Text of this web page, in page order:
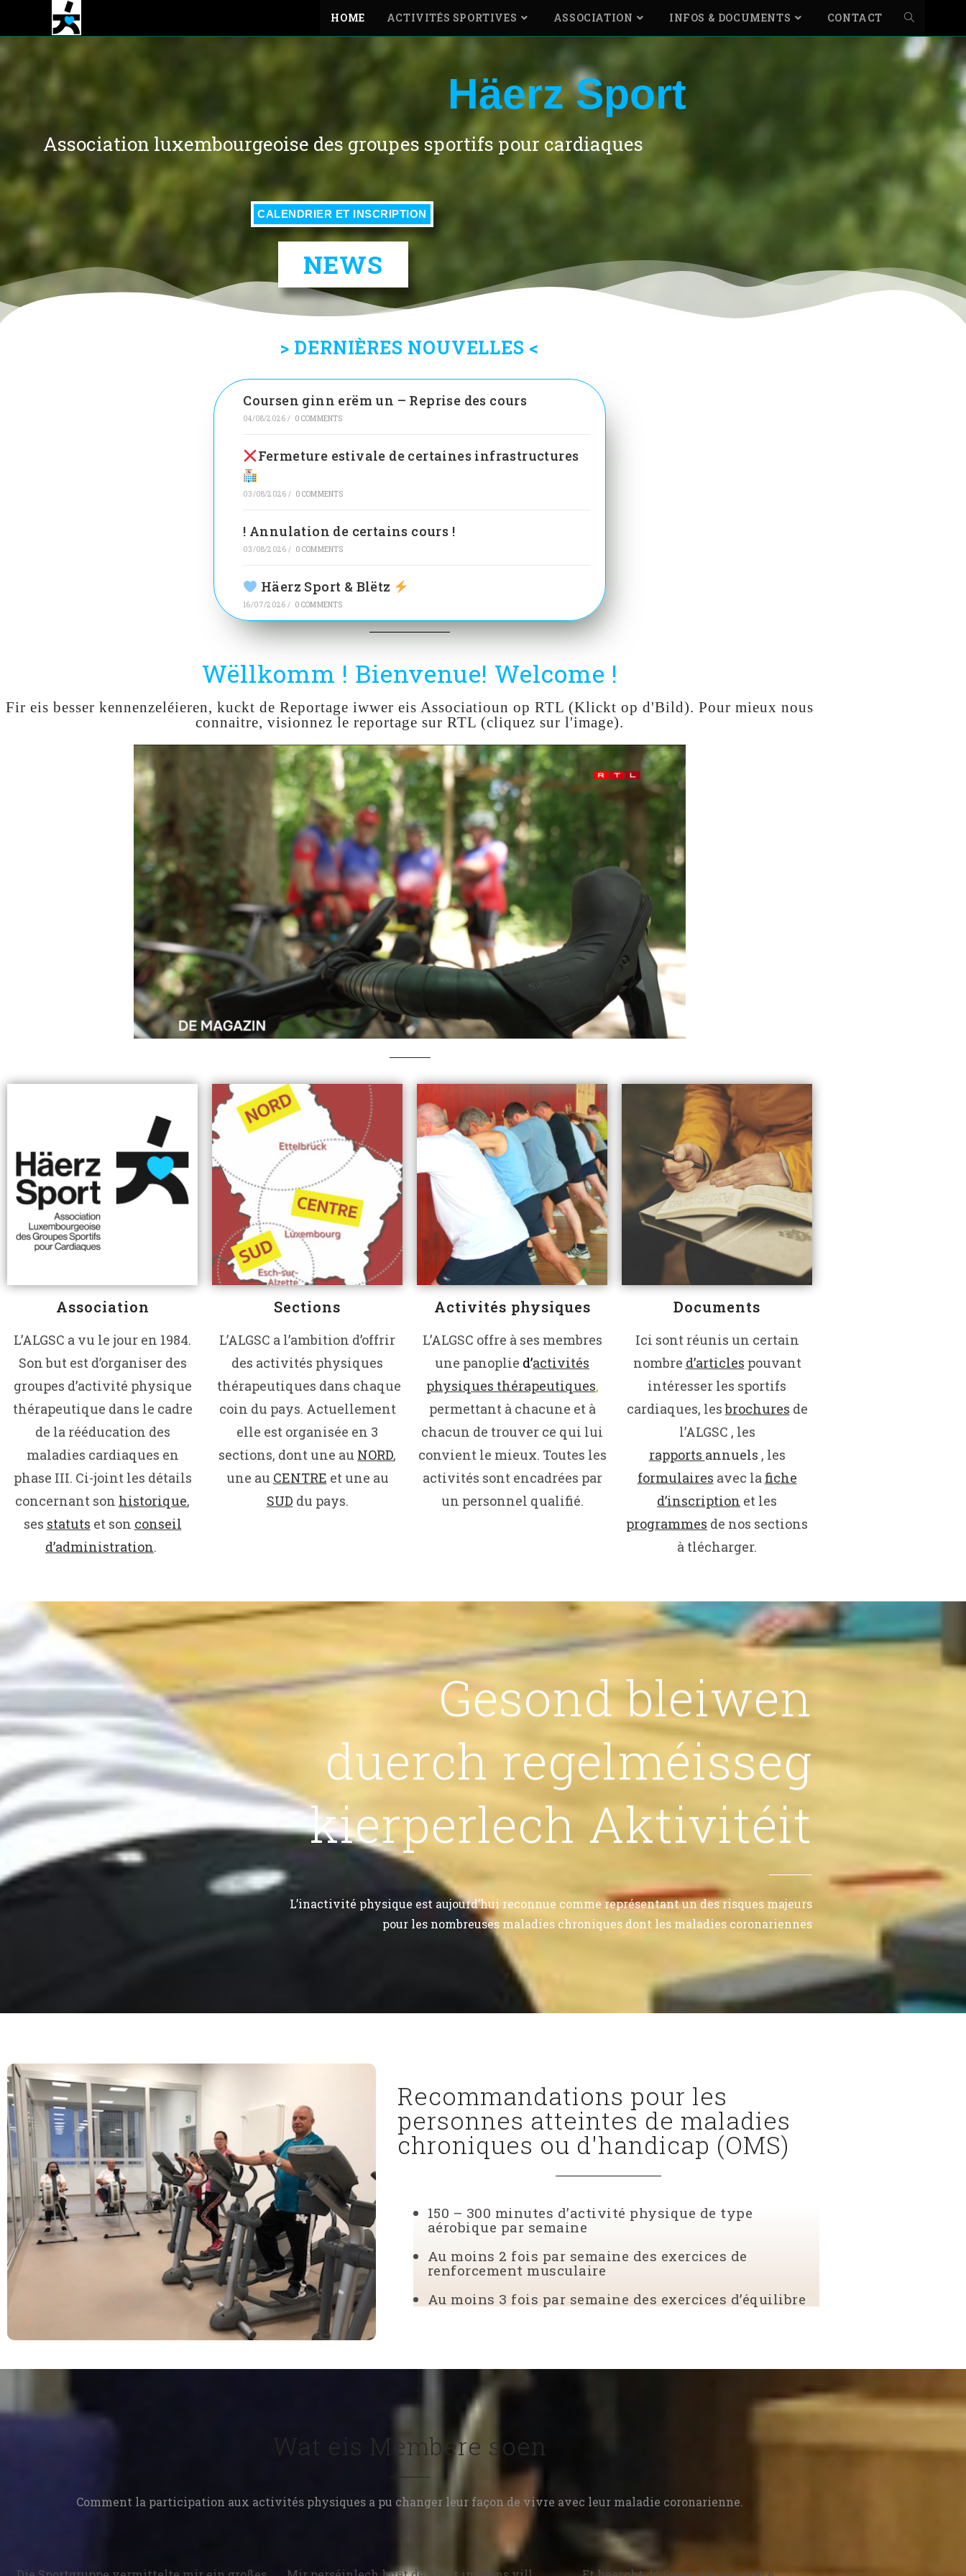
HOME ACTIVITÉS SPORTIVES ASSOCIATION INFOS & DOCUMENTS CONTACT
Häerz Sport
Association luxembourgeoise des groupes sportifs pour cardiaques
CALENDRIER ET INSCRIPTION
NEWS
> DERNIÈRES NOUVELLES <
Coursen ginn erëm un – Reprise des cours
04/08/2026 / 0 COMMENTS
Fermeture estivale de certaines infrastructures
03/08/2026 / 0 COMMENTS
! Annulation de certains cours !
03/08/2026 / 0 COMMENTS
Häerz Sport & Blëtz
16/07/2026 / 0 COMMENTS
Wëllkomm ! Bienvenue! Welcome !
Fir eis besser kennenzeléieren, kuckt de Reportage iwwer eis Associatioun op RTL (Klickt op d'Bild). Pour mieux nous
connaitre, visionnez le reportage sur RTL (cliquez sur l'image).
Association
L’ALGSC a vu le jour en 1984.
Son but est d’organiser des
groupes d’activité physique
thérapeutique dans le cadre
de la rééducation des
maladies cardiaques en
phase III. Ci-joint les détails
concernant son historique,
ses statuts et son conseil
d’administration.
Sections
L’ALGSC a l’ambition d’offrir
des activités physiques
thérapeutiques dans chaque
coin du pays. Actuellement
elle est organisée en 3
sections, dont une au NORD,
une au CENTRE et une au
SUD du pays.
Activités physiques
L’ALGSC offre à ses membres
une panoplie d’activités
physiques thérapeutiques,
permettant à chacune et à
chacun de trouver ce qui lui
convient le mieux. Toutes les
activités sont encadrées par
un personnel qualifié.
Documents
Ici sont réunis un certain
nombre d’articles pouvant
intéresser les sportifs
cardiaques, lesbrochures de
l’ALGSC , les
rapports annuels , les
formulaires avec la fiche
d’inscription et les
programmes de nos sections
à tlécharger.
Gesond bleiwen
duerch regelméisseg
kierperlech Aktivitéit
L’inactivité physique est aujourd’hui reconnue comme représentant un des risques majeurs
pour les nombreuses maladies chroniques dont les maladies coronariennes
Recommandations pour les
personnes atteintes de maladies
chroniques ou d'handicap (OMS)
150 – 300 minutes d’activité physique de type
aérobique par semaine
Au moins 2 fois par semaine des exercices de
renforcement musculaire
Au moins 3 fois par semaine des exercices d’équilibre
Wat eis Membere soen
Comment la participation aux activités physiques a pu changer leur façon de vivre avec leur maladie coronarienne.